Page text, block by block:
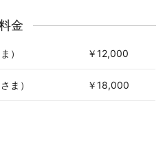
金
） ￥12,000
ま） ￥18,000